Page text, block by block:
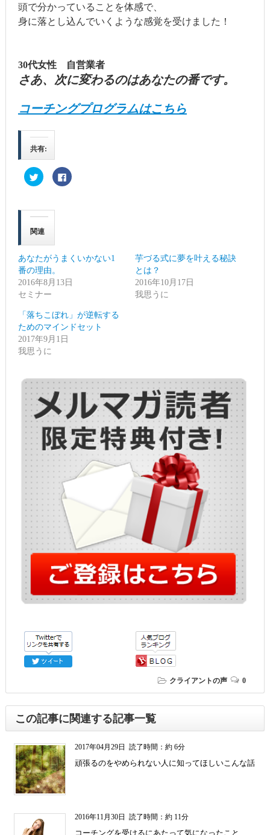
頭で分かっていることを体感で、
身に落とし込んでいくような感覚を受けました！
30代女性 自営業者
さあ、次に変わるのはあなたの番です。
コーチングプログラムはこちら
共有:
ク
リ
て
Twitter
で
共
(新
し
い
ウ
ィ
ン
ド
ウ
開
き
ま
す)
Facebook
で
ク
し
だ
し
い
ウ
ィ
ン
き
ま
す)
関連
あなたがうまくいかない1
番の理由。
2016年8月13日
セミナー
芋づる式に夢を叶える秘訣
とは？
2016年10月17日
我思うに
「落ちこぼれ」が逆転する
ためのマインドセット
2017年9月1日
我思うに
クライアントの声 0
この記事に関連する記事一覧
2017年04月29日 読了時間：約 6分
頑張るのをやめられない人に知ってほしいこんな話
2016年11月30日 読了時間：約 11分
コーチングを受けるにあたって気になったこと